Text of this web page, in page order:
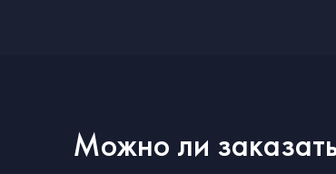
Можно ли